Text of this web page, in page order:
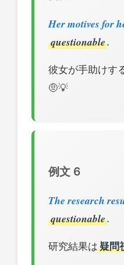
Her motives for
questionable.
彼女が手助けす
🤨💡
例文 6
The research
questionable.
研究結果は 疑問